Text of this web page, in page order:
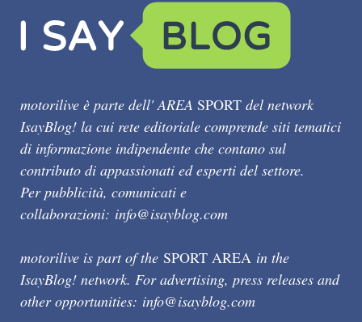
motorilive è parte dell' AREA SPORT del network
IsayBlog! la cui rete editoriale comprende siti tematici
di informazione indipendente che contano sul
contributo di appassionati ed esperti del settore.
Per pubblicità, comunicati e
collaborazioni: info@isayblog.com
motorilive is part of the SPORT AREA in the
IsayBlog! network. For advertising, press releases and
other opportunities: info@isayblog.com